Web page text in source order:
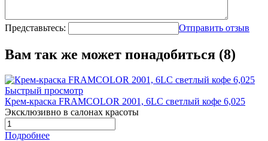
Представьтесь: Отправить отзыв
Вам так же может понадобиться (8)
Быстрый просмотр
Крем-краска FRAMCOLOR 2001, 6LC светлый кофе 6,025
Эксклюзивно в салонах красоты
Подробнее